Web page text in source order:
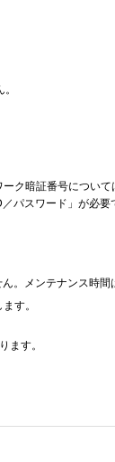
ク暗証番号について
パスワード」が必
。メンテナンス時間
す。
ます。